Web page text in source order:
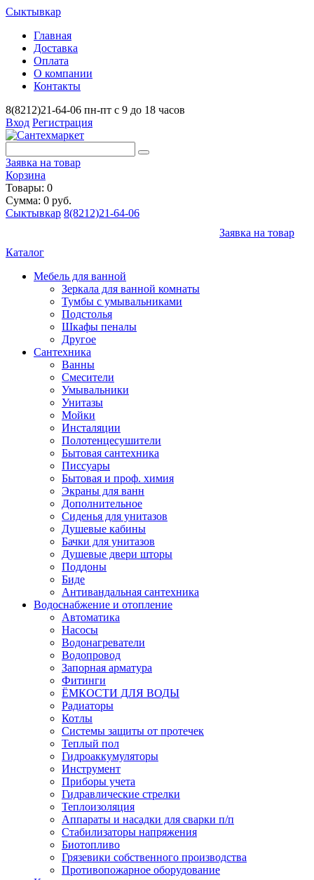
Сыктывкар
Главная
Доставка
Оплата
О компании
Контакты
8(8212)21-64-06 пн-пт с 9 до 18 часов
Вход Регистрация
Заявка на товар
Корзина
Товары: 0
Сумма: 0 руб.
Сыктывкар 8(8212)21-64-06
Заявка на товар
Каталог
Мебель для ванной
Зеркала для ванной комнаты
Тумбы с умывальниками
Подстолья
Шкафы пеналы
Другое
Сантехника
Ванны
Смесители
Умывальники
Унитазы
Мойки
Инсталяции
Полотенцесушители
Бытовая сантехника
Писсуары
Бытовая и проф. химия
Экраны для ванн
Дополнительное
Сиденья для унитазов
Душевые кабины
Бачки для унитазов
Душевые двери шторы
Поддоны
Биде
Антивандальная сантехника
Водоснабжение и отопление
Автоматика
Насосы
Водонагреватели
Водопровод
Запорная арматура
Фитинги
ЁМКОСТИ ДЛЯ ВОДЫ
Радиаторы
Котлы
Системы защиты от протечек
Теплый пол
Гидроаккумуляторы
Инструмент
Приборы учета
Гидравлические стрелки
Теплоизоляция
Аппараты и насадки для сварки п/п
Стабилизаторы напряжения
Биотопливо
Грязевики собственного производства
Противопожарное оборудование